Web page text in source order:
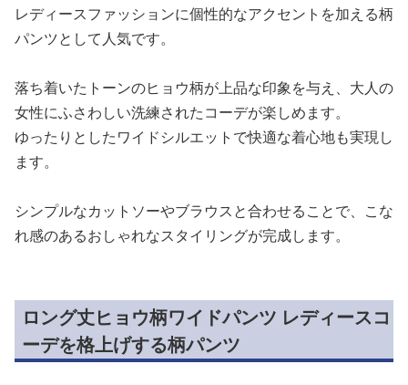
レディースファッションに個性的なアクセントを加える柄
パンツとして人気です。
落ち着いたトーンのヒョウ柄が上品な印象を与え、大人の
女性にふさわしい洗練されたコーデが楽しめます。
ゆったりとしたワイドシルエットで快適な着心地も実現し
ます。
シンプルなカットソーやブラウスと合わせることで、こな
れ感のあるおしゃれなスタイリングが完成します。
ロング丈ヒョウ柄ワイドパンツ レディースコ
ーデを格上げする柄パンツ